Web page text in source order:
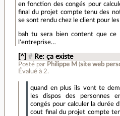
en fonction des congés pour
final du projet compte tenu des
se sont rendu chez le client pour
bah tu sera bien content que
l'entreprise…
[^] # Re: ça existe
Posté par Philippe M (site web
Évalué à 2.
quand en plus ils vont te
les dispos des personnes
congés pour calculer la durée
cout final du projet compte